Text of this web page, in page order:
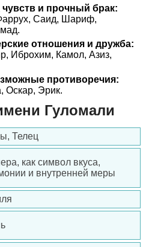
и прочный брак:
Саид, Шариф,
отношения и дружба:
Иброхим, Камол, Азиз,
противоречия:
Оскар, Эрик.
Гуломали
Телец
как символ вкуса,
и внутренней меры